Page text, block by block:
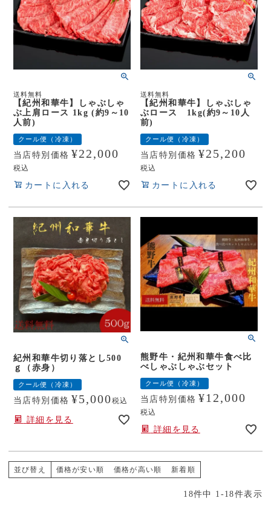
送料無料
【紀州和華牛】しゃぶしゃ
ぶ上肩ロース 1kg (約9～10
人前)
クール便（冷凍）
当店特別価格 ¥22,000
税込
カートに入れる
送料無料
【紀州和華牛】しゃぶしゃ
ぶロース 1kg(約9～10人
前)
クール便（冷凍）
当店特別価格 ¥25,200
税込
カートに入れる
紀州和華牛切り落とし500
ｇ（赤身）
クール便（冷凍）
当店特別価格 ¥5,000税込
詳細を見る
熊野牛・紀州和華牛食べ比
べしゃぶしゃぶセット
クール便（冷凍）
当店特別価格 ¥12,000
税込
詳細を見る
並び替え 価格が安い順 価格が高い順 新着順
18件中 1 -18件表示